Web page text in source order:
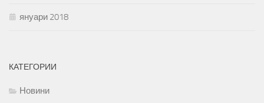
януари 2018
КАТЕГОРИИ
Новини